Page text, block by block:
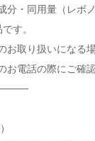
分・同用量（レボ
す。
お取り扱いになる
お電話の際にご確